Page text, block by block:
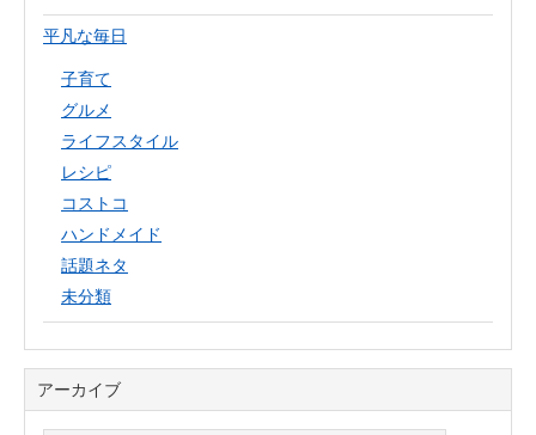
平凡な毎日
子育て
グルメ
ライフスタイル
レシピ
コストコ
ハンドメイド
話題ネタ
未分類
アーカイブ